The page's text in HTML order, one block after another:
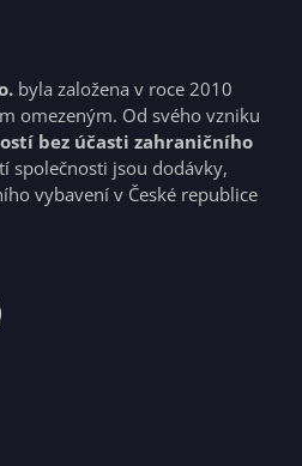
byla založena v roce 2010
omezeným. Od svého vzniku
bez účasti zahraničního
společnosti jsou dodávky,
vybavení v České republice